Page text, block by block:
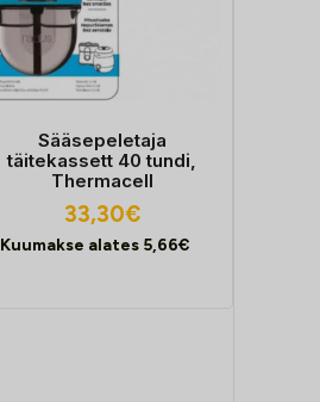
Sääsepeletaja
täitekassett 40 tundi,
Thermacell
33,30€
Kuumakse alates 5,66€